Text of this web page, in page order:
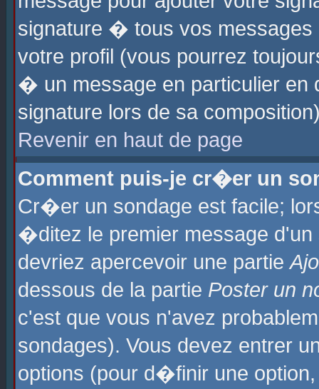
signature � tous vos
votre profil (vous pourrez
� un message en particulier
signature lors de sa
Revenir en haut de page
Comment puis-je cr�er un
Cr�er un sondage est facile;
�ditez le premier message
devriez apercevoir une partie
dessous de la partie Poster un
c'est que vous n'avez
sondages). Vous devez entrer
options (pour d�finir une